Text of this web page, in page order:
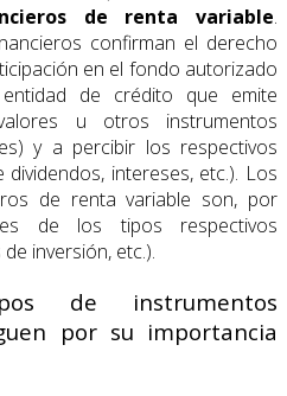
de renta variable.
confirman el derecho
en el fondo autorizado
de crédito que emite
u otros instrumentos
y a percibir los respectivos
intereses, etc.). Los
de renta variable son, por
de los tipos respectivos
inversión, etc.).
de instrumentos
por su importancia